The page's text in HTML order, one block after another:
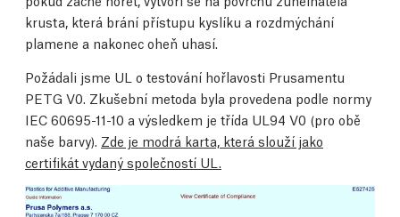
krusta, která brání přístupu kyslíku a rozdmýchání
plamene a nakonec oheň uhasí.
Požádali jsme UL o testování hořlavosti Prusamentu
PETG V0. Zkušební metoda byla provedena podle normy
IEC 60695-11-10 a výsledkem je třída UL94 V0 (pro obě
naše barvy). Zde je modrá karta, která slouží jako
certifikát vydaný společností UL.